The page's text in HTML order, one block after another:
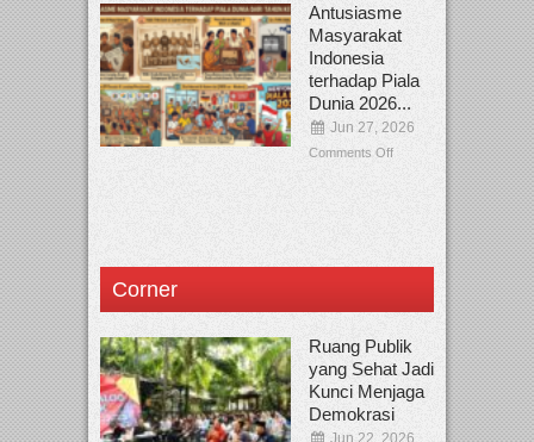
Antusiasme
Masyarakat
Indonesia
terhadap Piala
Dunia 2026...
Jun 27, 2026
Comments Off
Corner
Ruang Publik
yang Sehat Jadi
Kunci Menjaga
Demokrasi
Jun 22, 2026